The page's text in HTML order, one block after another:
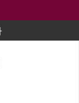
주
부 발표